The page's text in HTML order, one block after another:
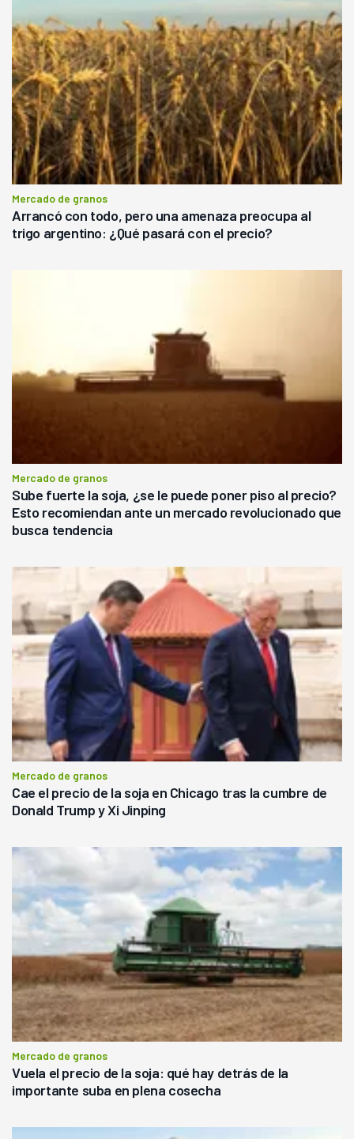
Mercado de granos
Arrancó con todo, pero una amenaza preocupa al
trigo argentino: ¿Qué pasará con el precio?
Mercado de granos
Sube fuerte la soja, ¿se le puede poner piso al precio?
Esto recomiendan ante un mercado revolucionado que
busca tendencia
Mercado de granos
Cae el precio de la soja en Chicago tras la cumbre de
Donald Trump y Xi Jinping
Mercado de granos
Vuela el precio de la soja: qué hay detrás de la
importante suba en plena cosecha